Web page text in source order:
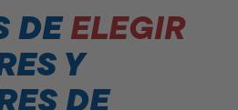
DEELEGIR
Y
DE